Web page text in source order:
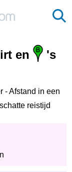
en
's
- Afstand in een
reistijd